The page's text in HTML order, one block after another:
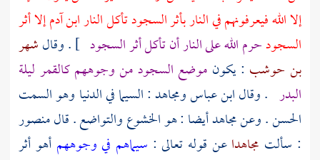
إلا الله فيعرفونهم في النار بأثر السجود تأكل النار ابن آدم إلا أثر
السجودحرم الله على النار أن تأكل أثر السجود ] . وقالشهر
بن حوشب : يكون موضع السجود من وجوههم كالقمر ليلة
البدر . وقالابن عباسومجاهد: السيما في الدنيا وهو السمت
الحسن. وعنمجاهدأيضا : هو الخشوع والتواضع . قالمنصور
: سألت مجاهداعن قوله تعالى : سيماهم في وجوههمأهو أثر